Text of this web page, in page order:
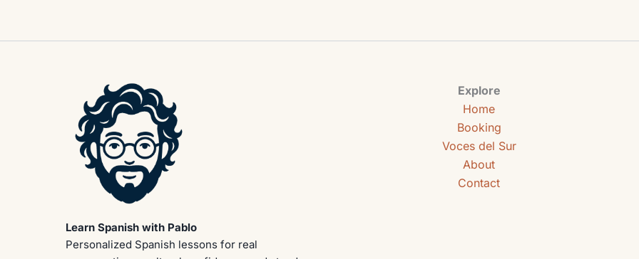
Learn Spanish with Pablo
Personalized Spanish lessons for real
Explore
Home
Booking
Voces del Sur
About
Contact